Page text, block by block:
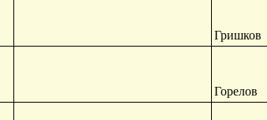
Гришков
Горелов